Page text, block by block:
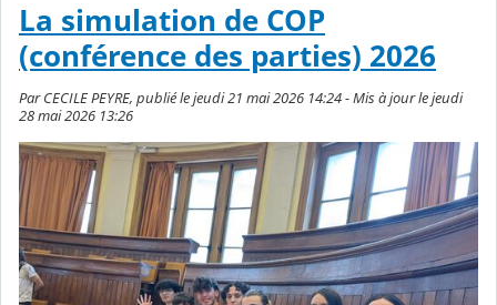
La simulation de COP
(conférence des parties) 2026
Par CECILE PEYRE, publié le jeudi 21 mai 2026 14:24 - Mis à jour le jeudi
28 mai 2026 13:26